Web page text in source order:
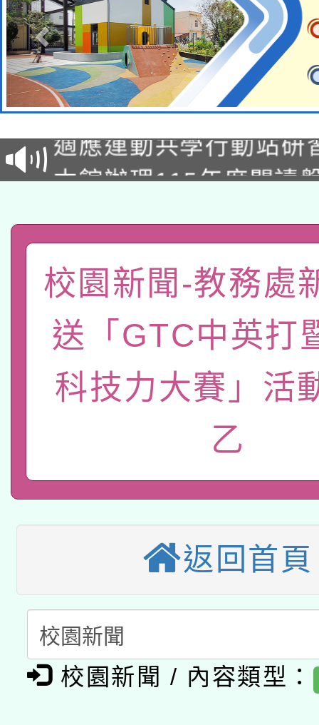
本校115學年度第2次
招甄選結果公告(無人
招)
適應運動共學行動站研
本館辦理115年度閱讀
礎課程
A3數位素養講師名單
「數位內容與教學軟體
pilot」
有關大陸委員會函釋公
薪期間赴陸應申請許可
轉知經濟部水利署委託
業技術研究院辦理「
用水績優單位及節水達
115年8月22日(星期六
桃園市孔廟祈福系列
2026年桃園地景藝術
本校115學年度第2次
招甄選結果公告(無人
本館辦理115年度閱讀
暨閱讀推動專業研習
科技賦能─人工智慧
礎課程
A3數位素養講師名單
「數位內容與教學軟體
pilot」
有關大陸委員會函釋公
校園新聞-教務處
送「GTC中英打
科技力大賽」活
乙
返回首頁
校園新聞 / 內容類型：